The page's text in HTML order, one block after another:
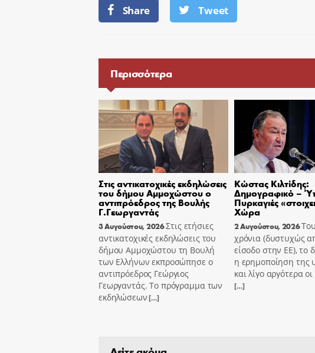
Share Tweet
Περισσότερα
Στις αντικατοχικές εκδηλώσεις
του δήμου Αμμοχώστου ο
αντιπρόεδρος της Βουλής
Γ.Γεωργαντάς
3 Αυγούστου, 2026Στις ετήσιες
αντικατοχικές εκδηλώσεις του
δήμου Αμμοχώστου τη Βουλή
των Ελλήνων εκπροσώπησε ο
αντιπρόεδρος Γεώργιος
Γεωργαντάς. Το πρόγραμμα των
εκδηλώσεων[…]
Κώστας Κιλτίδης:
Δημογραφικό –
Πυρκαγιές
Χώρα
2 Αυγούστου, 2026
χρόνια (δυστυχώς
είσοδο στην ΕΕ), το
η ερημοποίηση της
και λίγο αργότερα
[…]